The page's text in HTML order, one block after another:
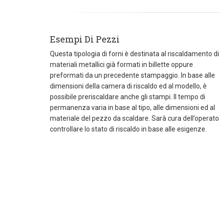
Esempi Di Pezzi
Questa tipologia di forni è destinata al riscaldamento di
materiali metallici già formati in billette oppure
preformati da un precedente stampaggio. In base alle
dimensioni della camera di riscaldo ed al modello, è
possibile preriscaldare anche gli stampi. Il tempo di
permanenza varia in base al tipo, alle dimensioni ed al
materiale del pezzo da scaldare. Sarà cura
controllare lo stato di riscaldo in base alle esigenze.